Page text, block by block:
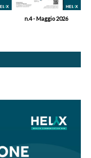
n.4 - Maggio 2026